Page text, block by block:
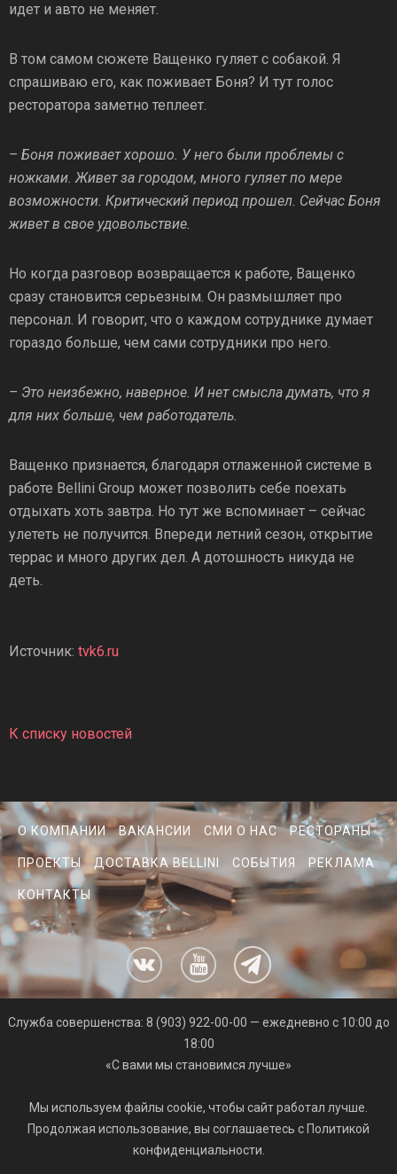
идет и авто не меняет.
В том самом сюжете Ващенко гуляет с собакой. Я
спрашиваю его, как поживает Боня? И тут голос
ресторатора заметно теплеет.
– Боня поживает хорошо. У него были проблемы с
ножками. Живет за городом, много гуляет по мере
возможности. Критический период прошел. Сейчас Боня
живет в свое удовольствие.
Но когда разговор возвращается к работе, Ващенко
сразу становится серьезным. Он размышляет про
персонал. И говорит, что о каждом сотруднике думает
гораздо больше, чем сами сотрудники про него.
– Это неизбежно, наверное. И нет смысла думать, что я
для них больше, чем работодатель.
Ващенко признается, благодаря отлаженной системе в
работе Bellini Group может позволить себе поехать
отдыхать хоть завтра. Но тут же вспоминает – сейчас
улететь не получится. Впереди летний сезон, открытие
террас и много других дел. А дотошность никуда не
деть.
Источник: tvk6.ru
К списку новостей
О КОМПАНИИ ВАКАНСИИ СМИ О НАС РЕСТОРАНЫ
ПРОЕКТЫ ДОСТАВКА BELLINI СОБЫТИЯ РЕКЛАМА
КОНТАКТЫ
Cлужба совершенства: 8 (903) 922-00-00 — ежедневно с 10:00 до
18:00
«С вами мы становимся лучше»
Мы используем файлы cookie, чтобы сайт работал лучше.
Продолжая использование, вы соглашаетесь с Политикой
конфиденциальности.